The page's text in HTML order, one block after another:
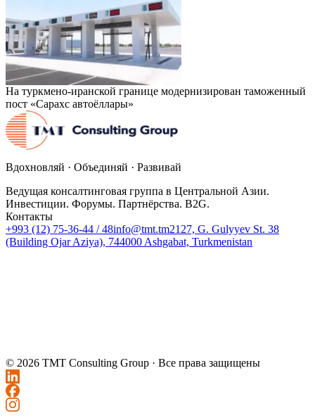
На туркмено-иранской границе модернизирован таможенный
пост «Сарахс автоёллары»
Вдохновляй · Объединяй · Развивай
Ведущая консалтинговая группа в Центральной Азии.
Инвестиции. Форумы. Партнёрства. B2G.
Контакты
+993 (12) 75-36-44 / 48info@tmt.tm2127, G. Gulyyev St. 38
(Building Ojar Aziya), 744000 Ashgabat, Turkmenistan
© 2026 TMT Consulting Group · Все права защищены